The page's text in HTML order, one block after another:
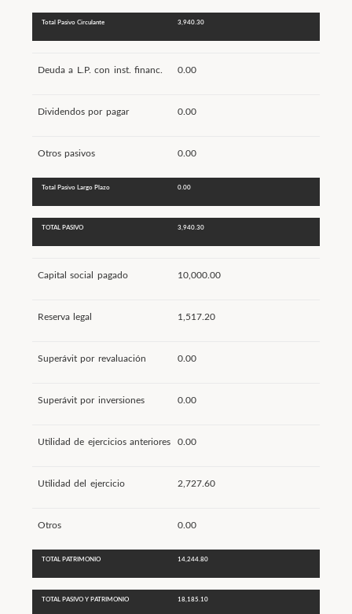
Total Pasivo Circulante 3,940.30
Deuda a L.P. con inst. financ. 0.00
Dividendos por pagar 0.00
Otros pasivos 0.00
Total Pasivo Largo Plazo 0.00
TOTAL PASIVO 3,940.30
Capital social pagado 10,000.00
Reserva legal 1,517.20
Superávit por revaluación 0.00
Superávit por inversiones 0.00
Utilidad de ejercicios anteriores 0.00
Utilidad del ejercicio 2,727.60
Otros 0.00
TOTAL PATRIMONIO 14,244.80
TOTAL PASIVO Y PATRIMONIO 18,185.10